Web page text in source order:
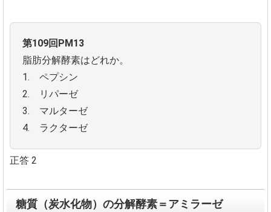
第109回PM13
脂肪分解酵素はどれか。
1. ペプシン
2. リパーゼ
3. マルターゼ
4. ラクターゼ
正答 2
糖質（炭水化物）の分解酵素＝アミラーゼ